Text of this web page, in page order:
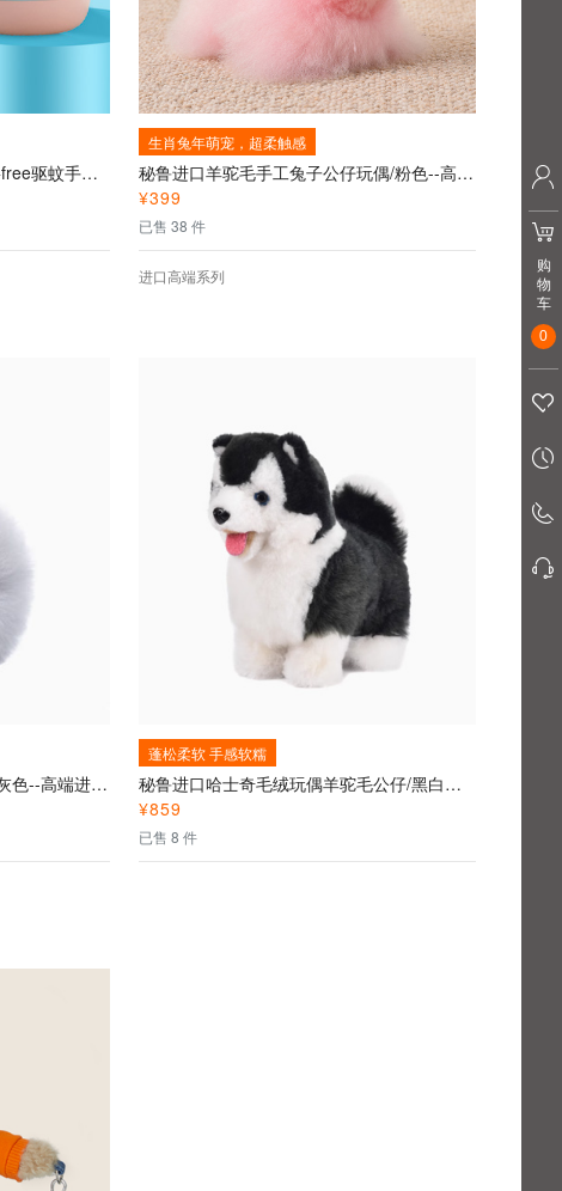
DOKIY熊熊特攻队智能驱蚊器+free驱蚊手环--驱蚊手环+驱蚊器，高效、健康安全
生肖兔年萌宠，超柔触感
秘鲁进口羊驼毛手工兔子公仔玩偶/粉色--高端进口秘鲁羊驼毛萌宠兔子儿童生肖礼物、纯手工制作、超柔触感
¥399
已售 38 件
进口高端系列
秘鲁进口羊驼毛球挂饰包包挂/灰色--高端进口秘鲁羊驼毛萌宠礼物、纯手工制作、超柔触感
蓬松柔软 手感软糯
秘鲁进口哈士奇毛绒玩偶羊驼毛公仔/黑白双色--高端进口秘鲁羊驼毛萌宠礼物、纯手工制作、超柔触感
¥859
已售 8 件
购
物
车
0